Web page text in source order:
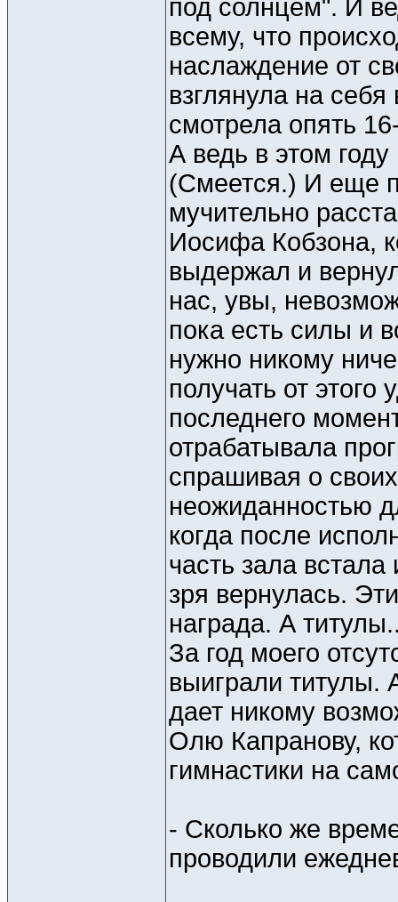
под солнцем". И
всему, что
наслаждение от
взглянула на
смотрела опять
А ведь в этом
(Смеется.) И еще
мучительно
Иосифа Кобзона,
выдержал и
нас, увы,
пока есть силы и
нужно никому
получать от
последнего
отрабатывала
спрашивая о
неожиданностью
когда после
часть зала
зря вернулась.
награда. А
За год моего
выиграли титулы.
дает никому
Олю Капранову,
гимнастики на
- Сколько же
проводили